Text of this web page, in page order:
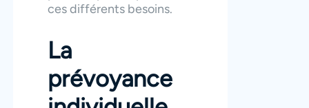
ces différents besoins.
La
prévoyance